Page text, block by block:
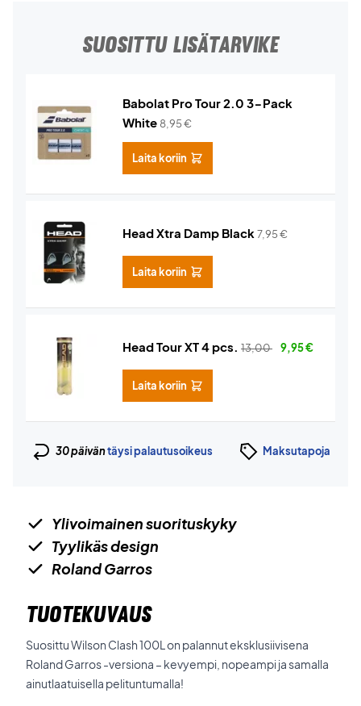
SUOSITTU LISÄTARVIKE
Babolat Pro Tour 2.0 3-Pack
White 8,95€
Laita koriin
Head Xtra Damp Black7,95€
Laita koriin
Head Tour XT 4 pcs. 13,00 9,95€
Laita koriin
30 päiväntäysi palautusoikeus Maksutapoja
Ylivoimainen suorituskyky
Tyylikäs design
Roland Garros
TUOTEKUVAUS
Suosittu Wilson Clash 100L on palannut eksklusiivisena
Roland Garros -versiona – kevyempi, nopeampi ja samalla
ainutlaatuisella pelituntumalla!